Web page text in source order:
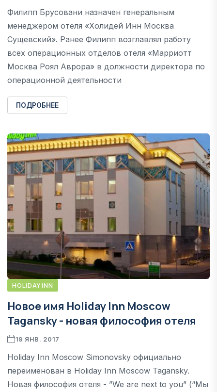
Филипп Брусовани назначен генеральным
менеджером отеля «Холидей Инн Москва
Сущевский». Ранее Филипп возглавлял работу
всех операционных отделов отеля «Марриотт
Москва Роял Аврора» в должности директора по
операционной деятельности
ПОДРОБНЕЕ
HOLIDAY INN
Новое имя Holiday Inn Moscow
Tagansky - новая философия отеля
19 ЯНВ. 2017
Holiday Inn Moscow Simonovsky официально
переименован в Holiday Inn Moscow Tagansky.
Новая философия отеля - ”We are next to you” (“Мы